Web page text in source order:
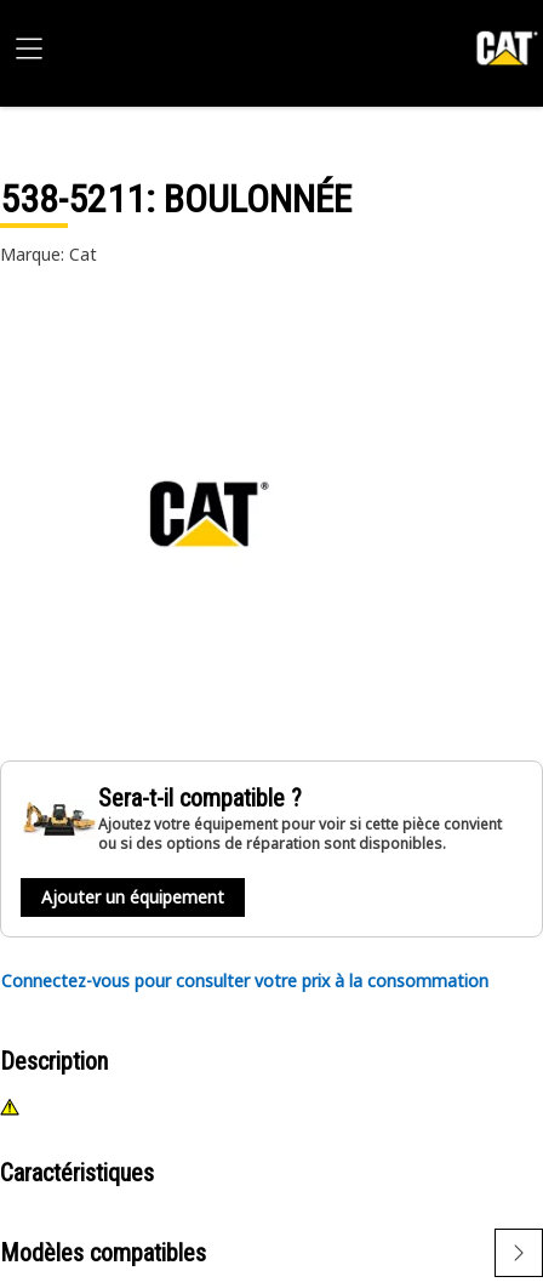
538-5211: BOULONNÉE
Marque: Cat
Sera-t-il compatible ?
Ajoutez votre équipement pour voir si cette pièce convient
ou si des options de réparation sont disponibles.
Ajouter un équipement
Connectez-vous pour consulter votre prix à la consommation
Description
Caractéristiques
Modèles compatibles